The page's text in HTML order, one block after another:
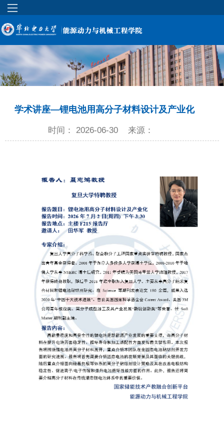
学术讲座—锂电池用高分子材料设计及产业化
时间： 2026-06-30 来源：